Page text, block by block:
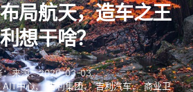
局航天，造车之王
想干啥？
：来源：2020-03-03
AIT中心， 吉利集团， 吉利汽车， 商业卫